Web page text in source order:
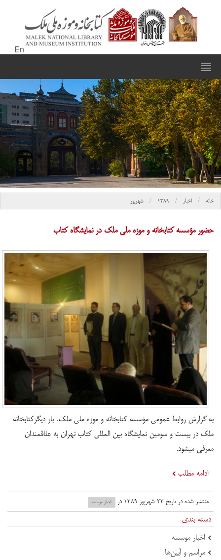
En
خانه اخبار ۱۳۸۹ شهریور
حضور مؤسسه کتابخانه و موزه ملی ملک در نمایشگاه کتاب
به گزارش روابط عمومی مؤسسه کتابخانه و موزه ملی ملک، بار دیگرکتابخانه
ملک در بیست و سومین نمایشگاه بین المللی کتاب تهران به علاقمندان
معرفی میشود.
ادامه مطلب
منتشر شده در تاریخ ۲۳ شهریور ۱۳۸۹ در اخبار موسسه
دسته بندی
اخبار موسسه
مراسم و آیین‌ها